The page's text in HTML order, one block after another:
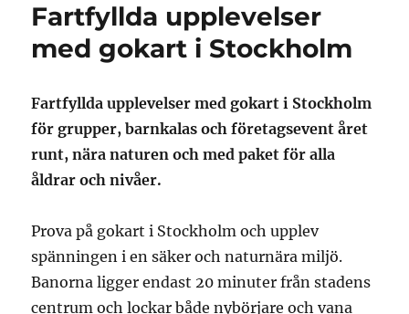
Fartfyllda upplevelser
med gokart i Stockholm
Fartfyllda upplevelser med gokart i Stockholm
för grupper, barnkalas och företagsevent året
runt, nära naturen och med paket för alla
åldrar och nivåer.
Prova på gokart i Stockholm och upplev
spänningen i en säker och naturnära miljö.
Banorna ligger endast 20 minuter från stadens
centrum och lockar både nybörjare och vana